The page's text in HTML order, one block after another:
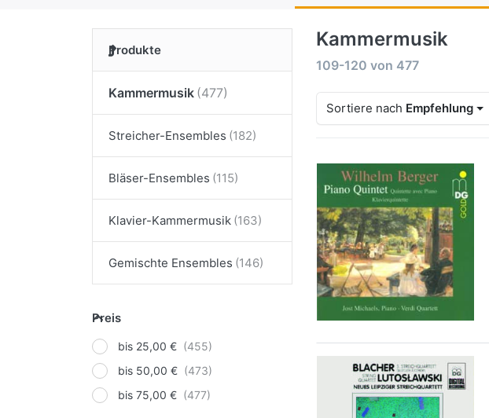
Produkte
Kammermusik
Streicher-Ensembles
Bläser-Ensembles
Klavier-Kammermusik
Gemischte Ensembles
Preis
bis 25,00 €
bis 50,00 €
bis 75,00 €
Kammermusik
109-120 von 477
Sortiere nach Empfehlung